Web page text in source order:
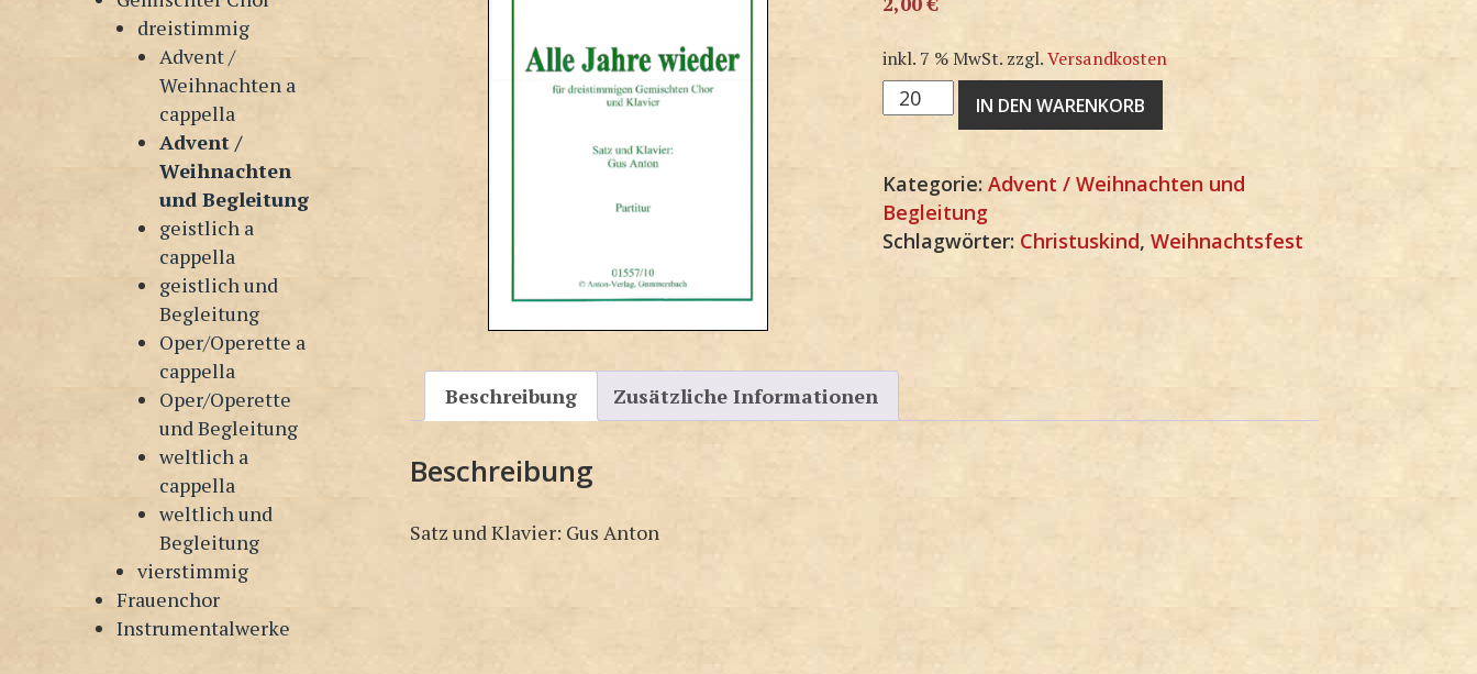
dreistimmig
Advent /
Weihnachten a
cappella
Advent /
Weihnachten
und Begleitung
geistlich a
cappella
geistlich und
Begleitung
Oper/Operette a
cappella
Oper/Operette
und Begleitung
weltlich a
cappella
weltlich und
Begleitung
vierstimmig
Frauenchor
Instrumentalwerke
inkl. 7 % MwSt. zzgl.Versandkosten
3G1557SP
Menge
IN DEN WARENKORB
Kategorie:Advent / Weihnachten und
Begleitung
Schlagwörter: Christuskind,Weihnachtsfest
Beschreibung Zusätzliche Informationen
Beschreibung
Satz und Klavier: Gus Anton